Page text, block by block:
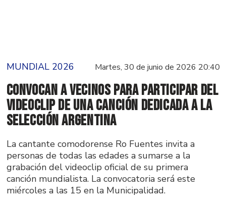
MUNDIAL 2026 Martes, 30 de junio de 2026 20:40
Convocan a vecinos para participar del
videoclip de una canción dedicada a la
Selección Argentina
La cantante comodorense Ro Fuentes invita a
personas de todas las edades a sumarse a la
grabación del videoclip oficial de su primera
canción mundialista. La convocatoria será este
miércoles a las 15 en la Municipalidad.